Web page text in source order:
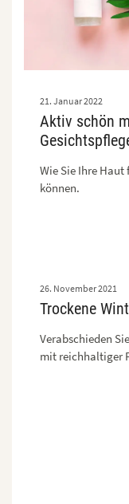
Aktiv schön
21. Januar 2022
Wie Sie Ihre
können.
Trockene
26. November 2021
Verabschieden
mit reichhaltiger